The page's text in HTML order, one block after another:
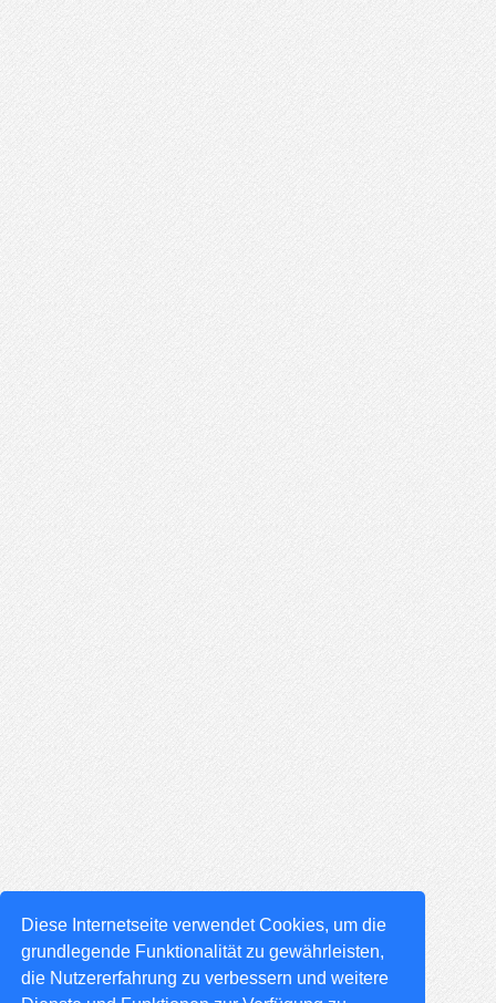
Diese Internetseite verwendet Cookies, um die
grundlegende Funktionalität zu gewährleisten,
die Nutzererfahrung zu verbessern und weitere